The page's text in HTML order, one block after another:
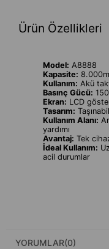
Ürün Özellikleri
Model: A8888
Kapasite:
Kullanım: Akü
Basınç Gücü:
Ekran: LCD
Tasarım:
Kullanım Alanı:
yardımı
Avantaj: Tek
İdeal Kullanım:
acil durumlar
YORUMLAR(0)